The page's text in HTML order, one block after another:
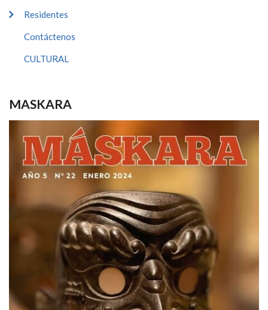
Residentes
Contáctenos
CULTURAL
MASKARA